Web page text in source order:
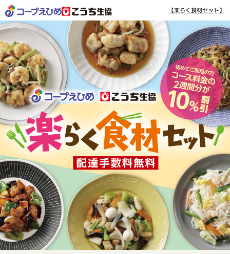
【楽らく食材セット】